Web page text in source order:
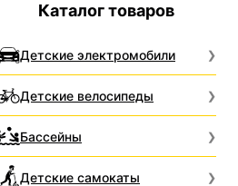
Каталог товаров
Детские электромобили
Детские велосипеды
Бассейны
Детские самокаты